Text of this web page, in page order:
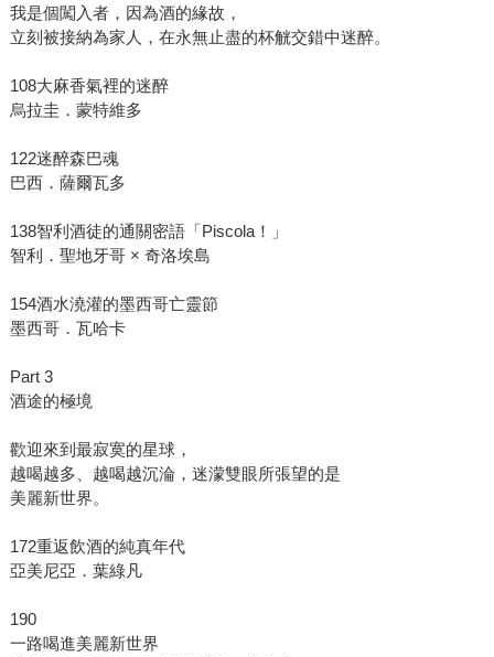
我是個闖入者，因為酒的緣故，
立刻被接納為家人，在永無止盡的杯觥交錯中迷醉。
108大麻香氣裡的迷醉
烏拉圭．蒙特維多
122迷醉森巴魂
巴西．薩爾瓦多
138智利酒徒的通關密語「Piscola！」
智利．聖地牙哥 × 奇洛埃島
154酒水澆灌的墨西哥亡靈節
墨西哥．瓦哈卡
Part 3
酒途的極境
歡迎來到最寂寞的星球，
越喝越多、越喝越沉淪，迷濛雙眼所張望的是
美麗新世界。
172重返飲酒的純真年代
亞美尼亞．葉綠凡
190
一路喝進美麗新世界